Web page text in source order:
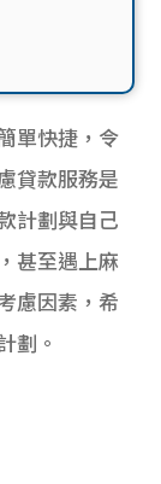
單快捷，令
貸款服務是
計劃與自己
甚至遇上麻
慮因素，希
劃。